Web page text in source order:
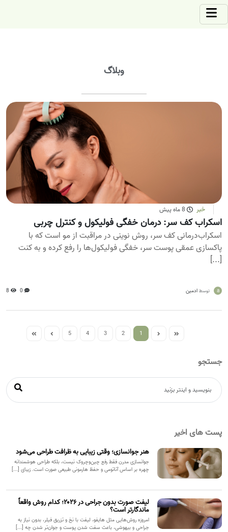
وبلاگ
خبر 8 ماه پیش
اسکراب کف سر: درمان خفگی فولیکول و کنترل چربی
اسکراب‌درمانی کف سر، روش نوینی در مراقبت از مو است که با
پاکسازی عمقی پوست سر، خفگی فولیکول‌ها را رفع کرده و به کنت
[...]
a توسط ادمین 0
8
1
2
3
4
5
جستجو
پست های اخیر
هنر جوانسازی؛ وقتی زیبایی به ظرافت طراحی می‌شود
جوانسازی مدرن فقط رفع چین‌وچروک نیست، بلکه طراحی هوشمندانه
چهره بر اساس آناتومی و حفظ هارمونی طبیعی صورت است. زیبای [...]
لیفت صورت بدون جراحی در ۲۰۲۶؛ کدام روش واقعاً
ماندگارتر است؟
امروزه روش‌هایی مثل هایفو، لیفت با نخ و تزریق فیلر، بدون نیاز به
جراحی و بیهوشی، باعث سفت شدن پوست و جوان‌تر شدن چه [...]